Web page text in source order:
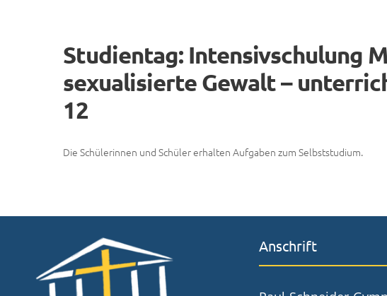
Studientag: Intensivschulung
sexualisierte Gewalt –
12
Die Schülerinnen und Schüler erhalten Aufgaben zum Selbststudium.
Anschrift